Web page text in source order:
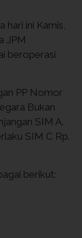
hari ini Kamis,
JPM
beroperasi
PP Nomor
Bukan
SIM A.
SIM C Rp.
berikut: